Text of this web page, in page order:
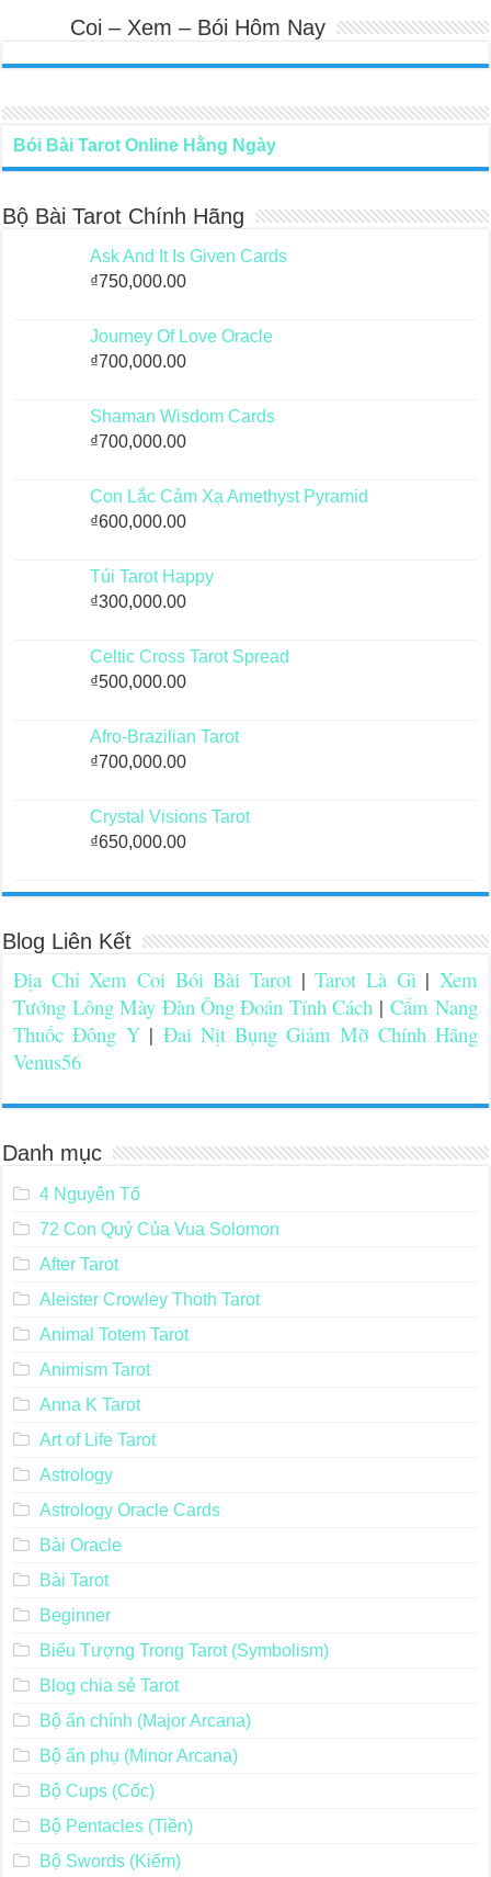
Coi – Xem – Bói Hôm Nay
Bói Bài Tarot Online Hằng Ngày
Bộ Bài Tarot Chính Hãng
Ask And It Is Given Cards
₫750,000.00
Journey Of Love Oracle
₫700,000.00
Shaman Wisdom Cards
₫700,000.00
Con Lắc Cảm Xạ Amethyst Pyramid
₫600,000.00
Túi Tarot Happy
₫300,000.00
Celtic Cross Tarot Spread
₫500,000.00
Afro-Brazilian Tarot
₫700,000.00
Crystal Visions Tarot
₫650,000.00
Blog Liên Kết
Địa Chỉ Xem Coi Bói Bài Tarot |Tarot Là Gì| Xem
Tướng Lông Mày Đàn Ông Đoán Tính Cách |Cẩm Nang
Thuốc Đông Y| Đai Nịt Bụng Giảm Mỡ Chính Hãng
Venus56
Danh mục
4 Nguyên Tố
72 Con Quỷ Của Vua Solomon
After Tarot
Aleister Crowley Thoth Tarot
Animal Totem Tarot
Animism Tarot
Anna K Tarot
Art of Life Tarot
Astrology
Astrology Oracle Cards
Bài Oracle
Bài Tarot
Beginner
Biểu Tượng Trong Tarot (Symbolism)
Blog chia sẻ Tarot
Bộ ẩn chính (Major Arcana)
Bộ ẩn phụ (Minor Arcana)
Bộ Cups (Cốc)
Bộ Pentacles (Tiền)
Bộ Swords (Kiếm)